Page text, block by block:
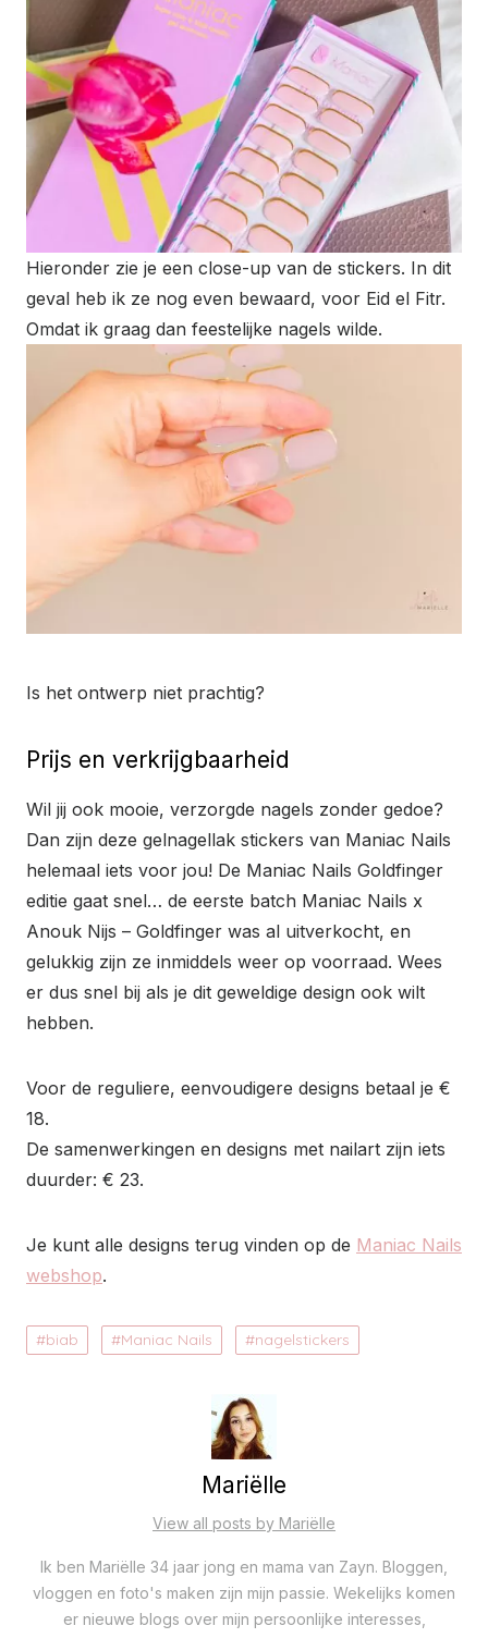
Hieronder zie je een close-up van de stickers. In dit
geval heb ik ze nog even bewaard, voor Eid el Fitr.
Omdat ik graag dan feestelijke nagels wilde.
Is het ontwerp niet prachtig?
Prijs en verkrijgbaarheid
Wil jij ook mooie, verzorgde nagels zonder gedoe?
Dan zijn deze gelnagellak stickers van Maniac Nails
helemaal iets voor jou! De Maniac Nails Goldfinger
editie gaat snel… de eerste batch Maniac Nails x
Anouk Nijs – Goldfinger was al uitverkocht, en
gelukkig zijn ze inmiddels weer op voorraad. Wees
er dus snel bij als je dit geweldige design ook wilt
hebben.
Voor de reguliere, eenvoudigere designs betaal je €
18.
De samenwerkingen en designs met nailart zijn iets
duurder: € 23.
Je kunt alle designs terug vinden op de Maniac Nails
webshop.
biab Maniac Nails nagelstickers
Mariëlle
View all posts by Mariëlle
Ik ben Mariëlle 34 jaar jong en mama van Zayn. Bloggen,
vloggen en foto's maken zijn mijn passie. Wekelijks komen
er nieuwe blogs over mijn persoonlijke interesses,